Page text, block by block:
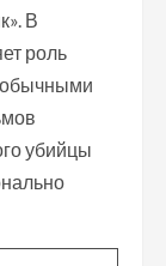
В
роль
убийцы